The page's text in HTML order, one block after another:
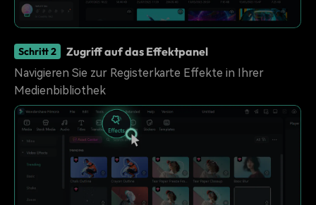
Schritt 2 Zugriff auf das Effektpanel
Navigieren Sie zur Registerkarte Effekte in Ihrer
Medienbibliothek